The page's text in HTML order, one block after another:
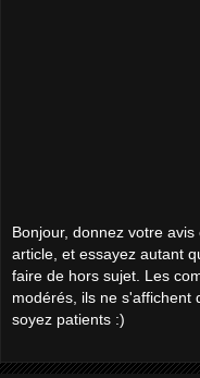
Bonjour, donnez votre
article, et essayez autant
faire de hors sujet. Les
modérés, ils ne s'affichent
soyez patients :)